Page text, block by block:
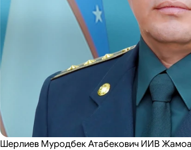
Шерлиев Муродбек Атабекович ИИВ